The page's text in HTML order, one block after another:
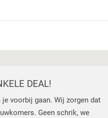
DEAL!
voorbij gaan. Wij zorgen dat
Geen schrik, we